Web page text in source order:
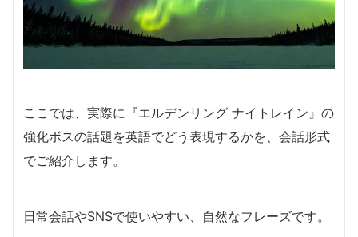
ここでは、実際に『エルデンリング ナイトレイン』の
強化ボスの話題を英語でどう表現するかを、会話形式
でご紹介します。
日常会話やSNSで使いやすい、自然なフレーズです。